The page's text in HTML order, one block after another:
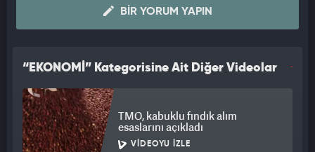
BIR YORUM YAPIN
“EKONOMİ” Kategorisine Ait Diğer Videolar
TMO, kabuklu fındık alım
esaslarını açıkladı
VIDEOYU İZLE